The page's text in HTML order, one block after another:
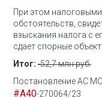
При этом
обстоятельств,
взыскания налога с
сдает спорные
Итог: -52,7 млн руб.
Постановление АС
#А40-270064/23